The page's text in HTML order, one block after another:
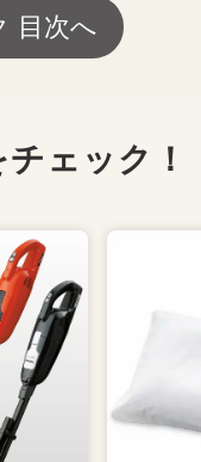
目次へ
ェック！